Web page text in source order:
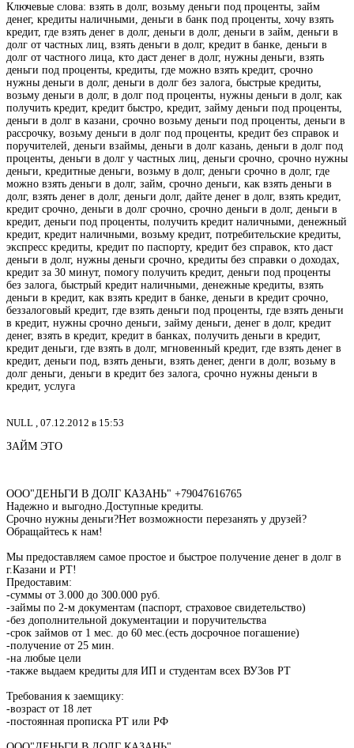
Ключевые слова: взять в долг, возьму деньги под проценты, займ
денег, кредиты наличными, деньги в банк под проценты, хочу взять
кредит, где взять денег в долг, деньги в долг, деньги в займ, деньги в
долг от частных лиц, взять деньги в долг, кредит в банке, деньги в
долг от частного лица, кто даст денег в долг, нужны деньги, взять
деньги под проценты, кредиты, где можно взять кредит, срочно
нужны деньги в долг, деньги в долг без залога, быстрые кредиты,
возьму деньги в долг, в долг под проценты, нужны деньги в долг, как
получить кредит, кредит быстро, кредит, займу деньги под проценты,
деньги в долг в казани, срочно возьму деньги под проценты, деньги в
рассрочку, возьму деньги в долг под проценты, кредит без справок и
поручителей, деньги взаймы, деньги в долг казань, деньги в долг под
проценты, деньги в долг у частных лиц, деньги срочно, срочно нужны
деньги, кредитные деньги, возьму в долг, деньги срочно в долг, где
можно взять деньги в долг, займ, срочно деньги, как взять деньги в
долг, взять денег в долг, деньги долг, дайте денег в долг, взять кредит,
кредит срочно, деньги в долг срочно, срочно деньги в долг, деньги в
кредит, деньги под проценты, получить кредит наличными, денежный
кредит, кредит наличными, возьму кредит, потребительские кредиты,
экспресс кредиты, кредит по паспорту, кредит без справок, кто даст
деньги в долг, нужны деньги срочно, кредиты без справки о доходах,
кредит за 30 минут, помогу получить кредит, деньги под проценты
без залога, быстрый кредит наличными, денежные кредиты, взять
деньги в кредит, как взять кредит в банке, деньги в кредит срочно,
беззалоговый кредит, где взять деньги под проценты, где взять деньги
в кредит, нужны срочно деньги, займу деньги, денег в долг, кредит
денег, взять в кредит, кредит в банках, получить деньги в кредит,
кредит деньги, где взять в долг, мгновенный кредит, где взять денег в
кредит, деньги под, взять деньги, взять денег, денги в долг, возьму в
долг деньги, деньги в кредит без залога, срочно нужны деньги в
кредит, услуга
NULL , 07.12.2012 в 15:53
ЗАЙМ ЭТО
ООО"ДЕНЬГИ В ДОЛГ КАЗАНЬ" +79047616765
Надежно и выгодно.Доступные кредиты.
Срочно нужны деньги?Нет возможности перезанять у друзей?
Обращайтесь к нам!
Мы предоставляем самое простое и быстрое получение денег в долг в
г.Казани и РТ!
Предоставим:
-суммы от 3.000 до 300.000 руб.
-займы по 2-м документам (паспорт, страховое свидетельство)
-без дополнительной документации и поручительства
-срок займов от 1 мес. до 60 мес.(есть досрочное погашение)
-получение от 25 мин.
-на любые цели
-также выдаем кредиты для ИП и студентам всех ВУЗов РТ
Требования к заемщику:
-возраст от 18 лет
-постоянная прописка РТ или РФ